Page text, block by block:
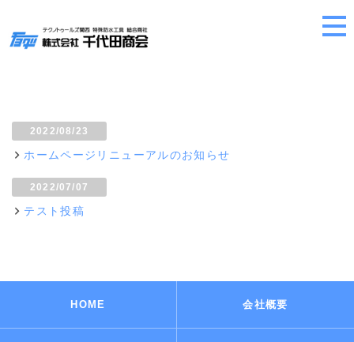
2022/08/23
ホームページリニューアルのお知らせ
2022/07/07
テスト投稿
HOME 会社概要